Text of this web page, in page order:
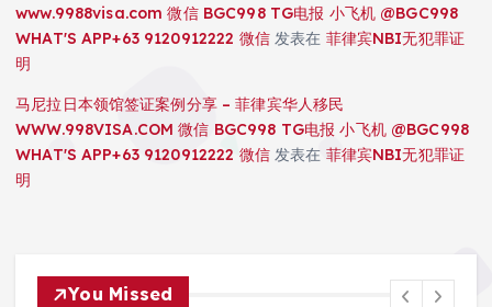
www.9988visa.com 微信 BGC998 TG电报 小飞机 @BGC998
WHAT'S APP+63 9120912222 微信发表在 菲律宾NBI无犯罪证
明
马尼拉日本领馆签证案例分享 – 菲律宾华人移民
WWW.998VISA.COM 微信 BGC998 TG电报 小飞机 @BGC998
WHAT'S APP+63 9120912222 微信发表在 菲律宾NBI无犯罪证
明
You Missed